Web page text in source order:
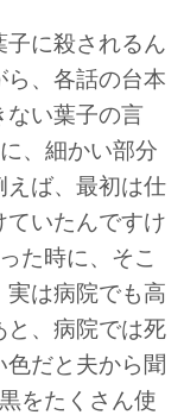
に殺されるん
、各話の台本
い葉子の言
、細かい部分
ば、最初は仕
いたんですけ
た時に、そこ
は病院でも高
、病院では死
だと夫から聞
をたくさん使